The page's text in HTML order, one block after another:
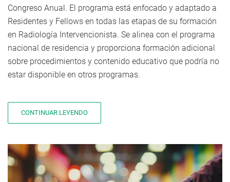
Congreso Anual. El programa está enfocado y adaptado a
Residentes y Fellows en todas las etapas de su formación
en Radiología Intervencionista. Se alinea con el programa
nacional de residencia y proporciona formación adicional
sobre procedimientos y contenido educativo que podría no
estar disponible en otros programas.
CONTINUAR LEYENDO